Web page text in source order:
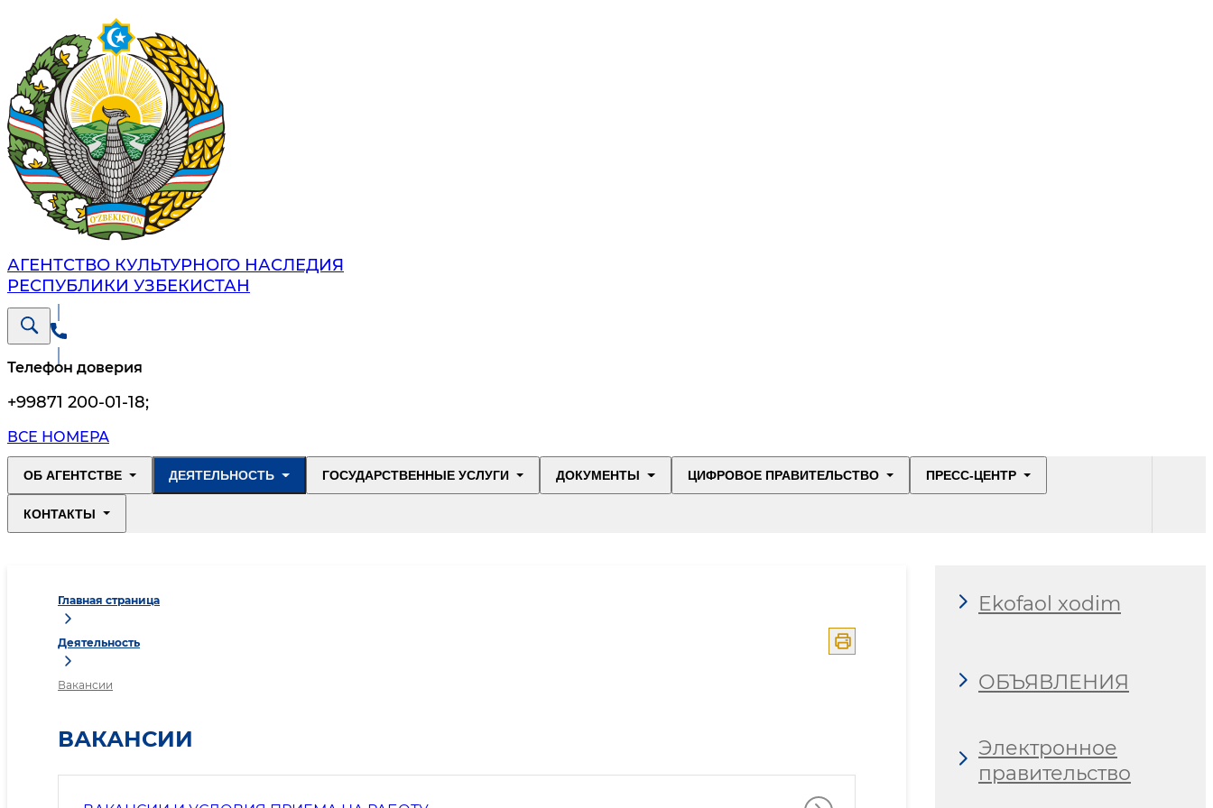
АГЕНТСТВО КУЛЬТУРНОГО НАСЛЕДИЯ
РЕСПУБЛИКИ УЗБЕКИСТАН
Телефон доверия
+99871 200-01-18;
ВСЕ НОМЕРА
ОБ АГЕНТСТВЕ ДЕЯТЕЛЬНОСТЬ ГОСУДАРСТВЕННЫЕ УСЛУГИ ДОКУМЕНТЫ ЦИФРОВОЕ ПРАВИТЕЛЬСТВО ПРЕСС-ЦЕНТР
КОНТАКТЫ
Главная страница
Деятельность
Вакансии
ВАКАНСИИ
Ekofaol xodim
ОБЪЯВЛЕНИЯ
Электронное
правительство